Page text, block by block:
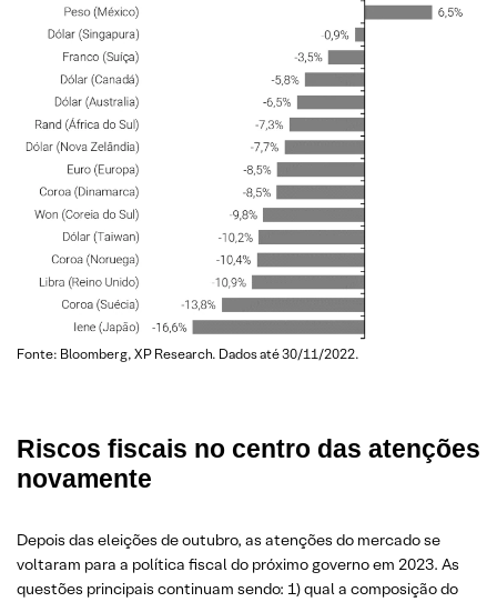
Fonte: Bloomberg, XP Research. Dados até 30/11/2022.
Riscos fiscais no centro das atenções
novamente
Depois das eleições de outubro, as atenções do mercado se
voltaram para a política fiscal do próximo governo em 2023. As
questões principais continuam sendo: 1) qual a composição do